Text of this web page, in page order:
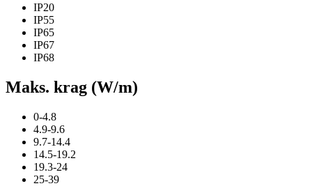
IP20
IP55
IP65
IP67
IP68
Maks. krag (W/m)
0-4.8
4.9-9.6
9.7-14.4
14.5-19.2
19.3-24
25-39